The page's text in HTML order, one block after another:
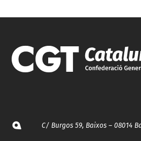
C/ Burgos 59, Baixos – 08014